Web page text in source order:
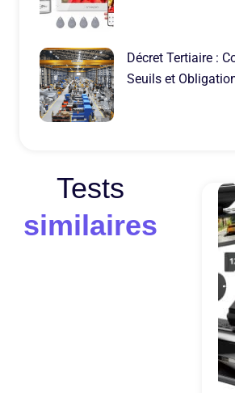
Décret Tertiaire :
Seuils et
Tests
similaires